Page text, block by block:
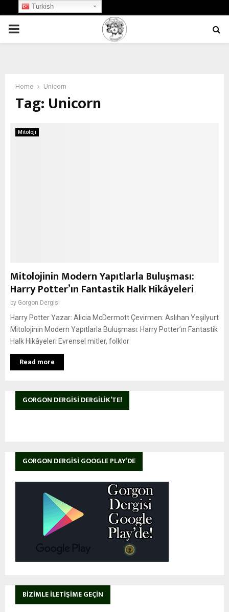
PRIMARY
Home Unicorn
Tag: Unicorn
Mitoloji
Mitolojinin Modern Yapıtlarla Buluşması:
Harry Potter’ın Fantastik Halk Hikâyeleri
by Gorgon Dergisi
Harry Potter Yazar: Alicia McDermott Çevirmen: Aslıhan Yeşilyurt
Mitolojinin Modern Yapıtlarla Buluşması: Harry Potter’ın Fantastik
Halk Hikâyeleri Evrensel mitler, folklor
Read more
GORGON DERGISI DERGILIK’TE!
GORGON DERGISI GOOGLE PLAY’DE
BIZIMLE İLETIŞIME GEÇIN
Turkish